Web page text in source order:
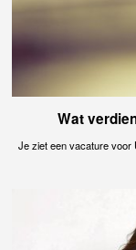
Wat
Je ziet een vacature voor